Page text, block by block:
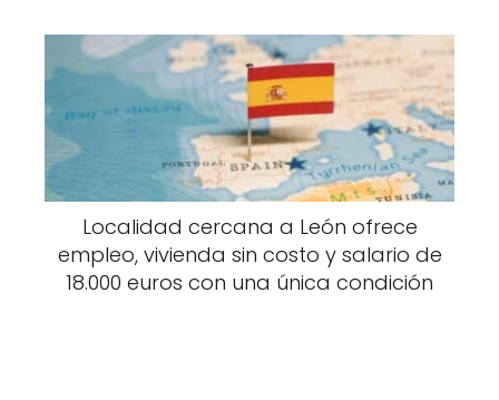
Localidad cercana a León ofrece
empleo, vivienda sin costo y salario de
18.000 euros con una única condición